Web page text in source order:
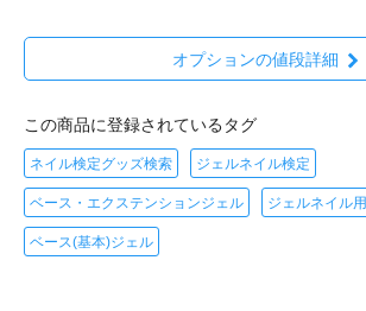
オプションの値段詳細
この商品に登録されているタグ
ネイル検定グッズ検索 ジェルネイル検定
ベース・エクステンションジェル ジェルネイル
ベース(基本)ジェル